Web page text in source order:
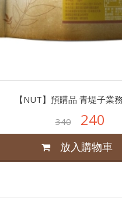
【NUT】預購品 青堤子業
340
240
放入購物車